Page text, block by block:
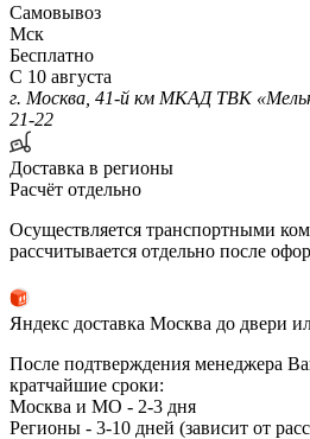
Самовывоз
Мск
Бесплатно
С 10 августа
г. Москва, 41-й км МКАД ТВК
21-22
Доставка в регионы
Расчёт отдельно
Осуществляется транспортными
рассчитывается отдельно после
Яндекс доставка Москва до двери
После подтверждения менеджера
кратчайшие сроки:
Москва и МО - 2-3 дня
Регионы - 3-10 дней (зависит от